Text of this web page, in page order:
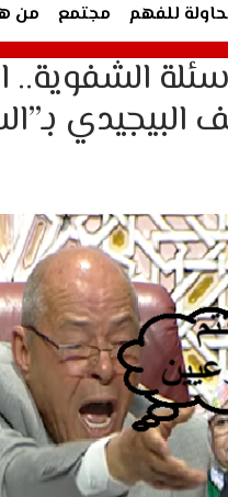
للفهم مجتمع من